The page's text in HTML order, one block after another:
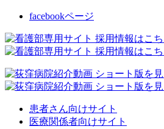
facebookページ
患者さん向けサイト
医療関係者向けサイト